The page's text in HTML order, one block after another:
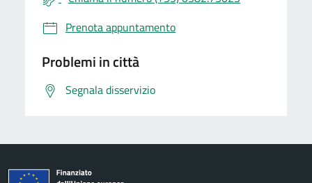
Prenota appuntamento
Problemi in città
Segnala disservizio